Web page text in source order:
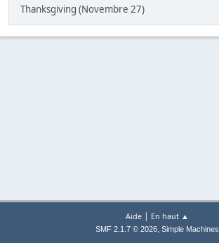
Thanksgiving (Novembre 27)
Aide | En haut ▲
SMF 2.1.7 © 2026, Simple Machines